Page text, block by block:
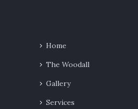
Home
The Woodall
Gallery
Services